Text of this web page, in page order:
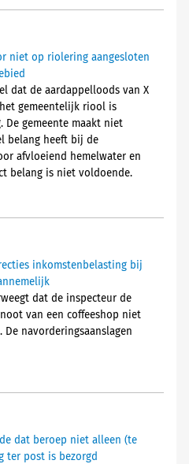
niet op riolering aangesloten
dat de aardappelloods van X
gemeentelijk riool is
gemeente maakt niet
belang heeft bij de
afvloeiend hemelwater en
belang is niet voldoende.
inkomstenbelasting bij
dat de inspecteur de
van een coffeeshop niet
navorderingsaanslagen
dat beroep niet alleen (te
ter post is bezorgd